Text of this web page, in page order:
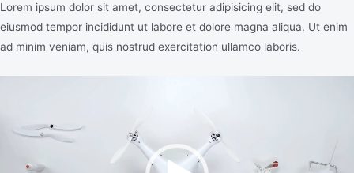
Lorem ipsum dolor sit amet, consectetur adipisicing elit, sed do
eiusmod tempor incididunt ut labore et dolore magna aliqua. Ut enim
ad minim veniam, quis nostrud exercitation ullamco laboris.